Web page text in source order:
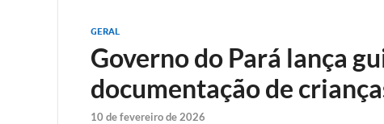
GERAL
Governo do Pará lança
documentação de
10 de fevereiro de 2026